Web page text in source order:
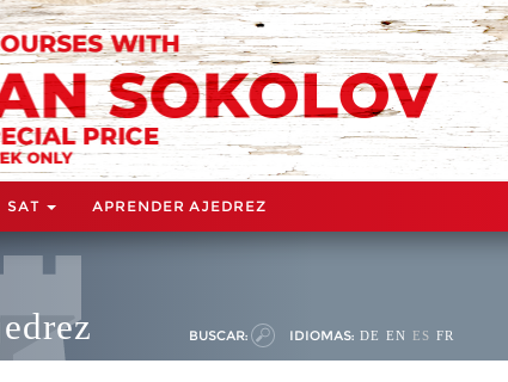
SAT APRENDER AJEDREZ
BUSCAR: IDIOMAS: DE EN ES FR